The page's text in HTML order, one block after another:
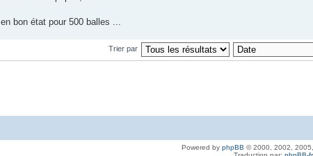
bon état pour 500 balles ...
Trier par
Powered by phpBB © 2000, 2002,